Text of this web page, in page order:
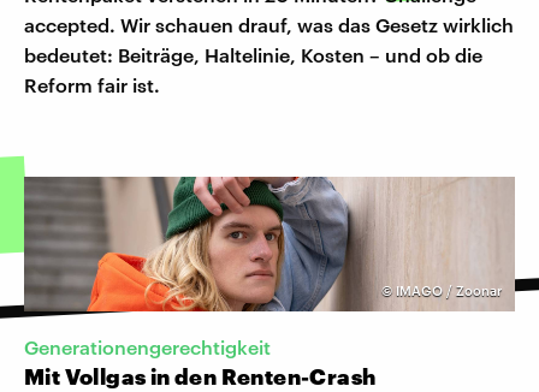
accepted. Wir schauen drauf, was das Gesetz wirklich
bedeutet: Beiträge, Haltelinie, Kosten – und ob die
Reform fair ist.
© IMAGO / Zoonar
Generationengerechtigkeit
Mit Vollgas in den Renten-Crash